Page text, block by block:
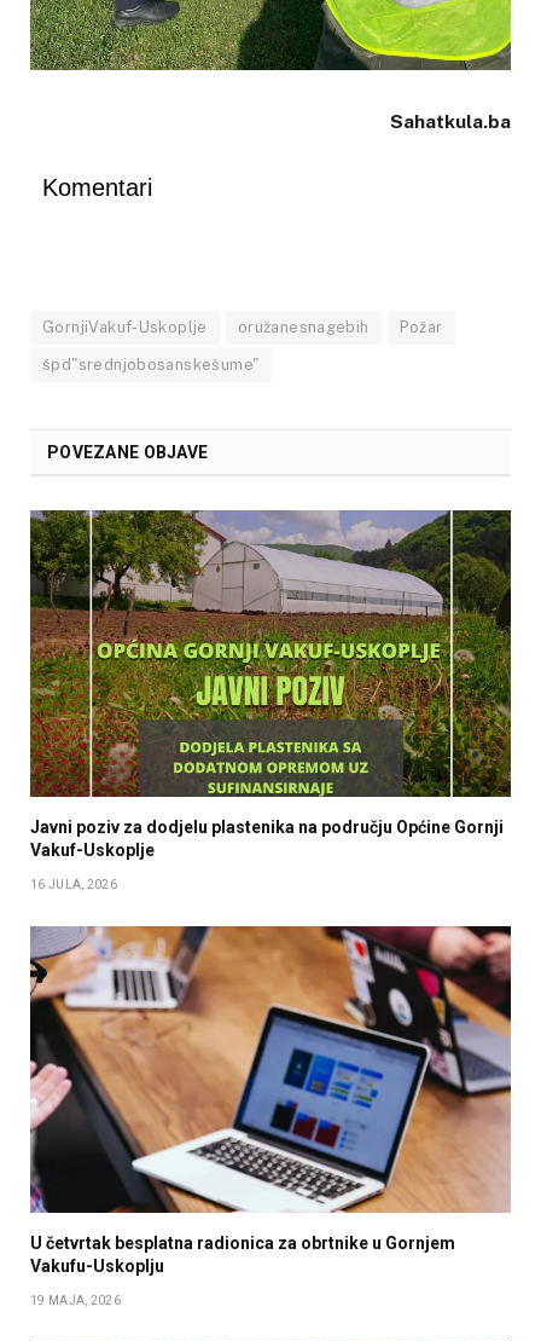
Sahatkula.ba
Komentari
GornjiVakuf-Uskoplje oružanesnagebih Požar
špd"srednjobosanskešume"
POVEZANE OBJAVE
Javni poziv za dodjelu plastenika na području Općine Gornji
Vakuf-Uskoplje
16 JULA, 2026
U četvrtak besplatna radionica za obrtnike u Gornjem
Vakufu-Uskoplju
19 MAJA, 2026